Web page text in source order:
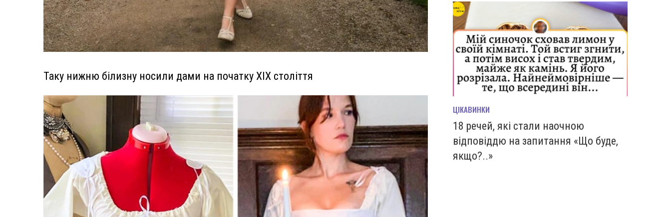
Таку нижню білизну носили дами на початку XIX століття
ЦІКАВИНКИ
18 речей, які стали наочною
відповіддю на запитання «Що буде,
якщо?..»